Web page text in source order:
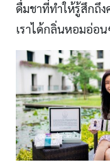
ดื่มชาที่ทำให้รู้สึกถึ
เราได้กลิ่นหอมอ่อ